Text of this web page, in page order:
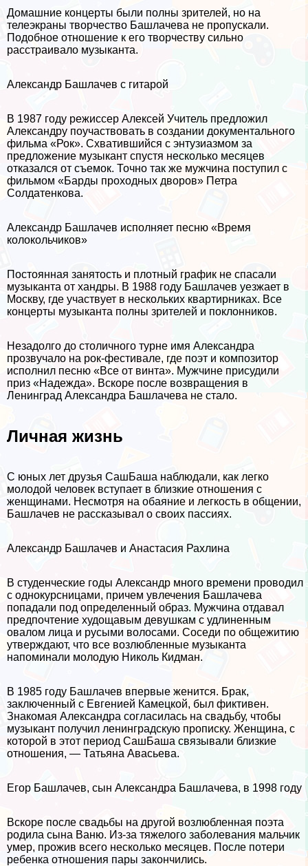
Домашние концерты были полны зрителей, но на
телеэкраны творчество Башлачева не пропускали.
Подобное отношение к его творчеству сильно
расстраивало музыканта.
Александр Башлачев с гитарой
В 1987 году режиссер Алексей Учитель предложил
Александру поучаствовать в создании документального
фильма «Рок». Схватившийся с энтузиазмом за
предложение музыкант спустя несколько месяцев
отказался от съемок. Точно так же мужчина поступил с
фильмом «Барды проходных дворов» Петра
Солдатенкова.
Александр Башлачев исполняет песню «Время
колокольчиков»
Постоянная занятость и плотный график не спасали
музыканта от хандры. В 1988 году Башлачев уезжает в
Москву, где участвует в нескольких квартирниках. Все
концерты музыканта полны зрителей и поклонников.
Незадолго до столичного турне имя Александра
прозвучало на рок-фестивале, где поэт и композитор
исполнил песню «Все от винта». Мужчине присудили
приз «Надежда». Вскоре после возвращения в
Ленинград Александра Башлачева не стало.
Личная жизнь
С юных лет друзья СашБаша наблюдали, как легко
молодой человек вступает в близкие отношения с
женщинами. Несмотря на обаяние и легкость в общении,
Башлачев не рассказывал о своих пассиях.
Александр Башлачев и Анастасия Рахлина
В студенческие годы Александр много времени проводил
с однокурсницами, причем увлечения Башлачева
попадали под определенный образ. Мужчина отдавал
предпочтение худощавым дeвyшкам с удлиненным
овалом лица и русыми волосами. Соседи по общежитию
утверждают, что все возлюбленные музыканта
напоминали молодую Николь Кидман.
В 1985 году Башлачев впервые женится. Бpaк,
заключенный с Евгенией Камецкой, был фиктивен.
Знакомая Александра согласилась на свадьбу, чтобы
музыкант получил ленинградскую прописку. Женщина, с
которой в этот период СашБаша связывали близкие
отношения, — Татьяна Авасьева.
Егор Башлачев, сын Александра Башлачева, в 1998 году
Вскоре после свадьбы на другой возлюбленная поэта
родила сына Ваню. Из-за тяжелого заболевания мальчик
умер, прожив всего несколько месяцев. После потери
ребенка отношения пары закончились.